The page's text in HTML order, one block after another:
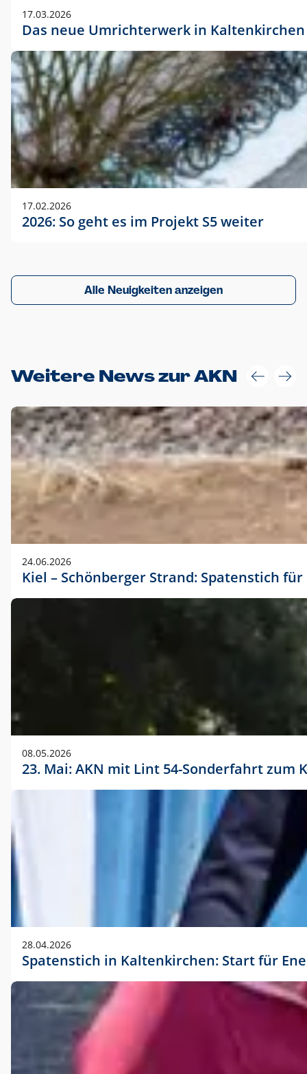
17.03.2026
Das neue Umrichterwerk in Kaltenkirchen
17.02.2026
2026: So geht es im Projekt S5 weiter
Alle Neuigkeiten anzeigen
Weitere News zur AKN
24.06.2026
Kiel – Schönberger Strand: Spatenstich
08.05.2026
23. Mai: AKN mit Lint 54-Sonderfahrt
28.04.2026
Spatenstich in Kaltenkirchen: Start für